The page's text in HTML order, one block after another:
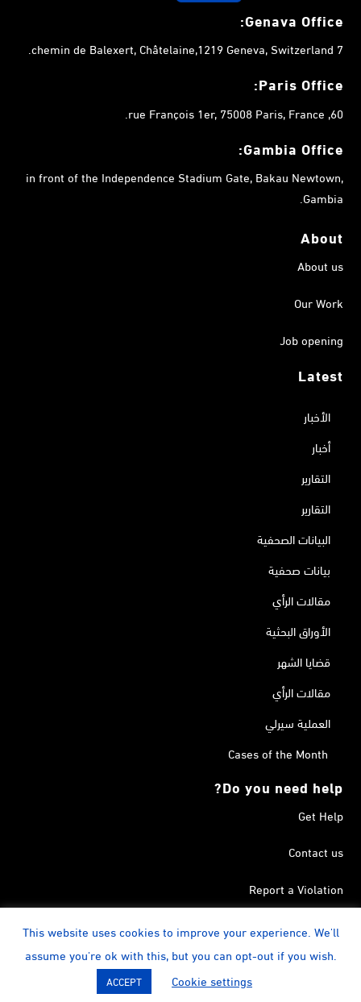
Genava Office:
7 chemin de Balexert, Châtelaine,1219 Geneva, Switzerland.
Paris Office:
60, rue François 1er, 75008 Paris, France.
Gambia Office:
in front of the Independence Stadium Gate, Bakau Newtown,
Gambia.
About
About us
Our Work
Job opening
Latest
الأخبار
أخبار
التقارير
التقارير
البيانات الصحفية
بيانات صحفية
مقالات الرأي
الأوراق البحثية
قضايا الشهر
مقالات الرأي
العملية سيرلي
Cases of the Month
Do you need help?
Get Help
Contact us
Report a Violation
Search in the Terrorism List
Twitter
Facebook
Linkedin
YouTube
Calendar
instagram
This website uses cookies to improve your experience. We'll
assume you're ok with this, but you can opt-out if you wish.
Cookie settings
ACCEPT